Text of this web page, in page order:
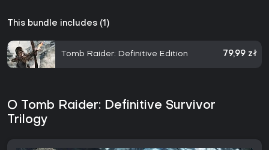
This bundle includes (1)
Tomb Raider: Definitive Edition 79,99 zł
O Tomb Raider: Definitive Survivor
Trilogy